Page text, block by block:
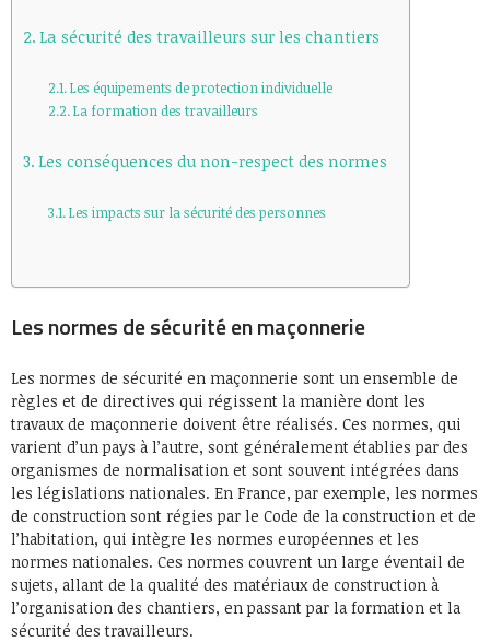
La sécurité des travailleurs sur les chantiers
Les équipements de protection individuelle
La formation des travailleurs
Les conséquences du non-respect des normes
Les impacts sur la sécurité des personnes
Les normes de sécurité en maçonnerie
Les normes de sécurité en maçonnerie sont un ensemble de
règles et de directives qui régissent la manière dont les
travaux de maçonnerie doivent être réalisés. Ces normes, qui
varient d’un pays à l’autre, sont généralement établies par des
organismes de normalisation et sont souvent intégrées dans
les législations nationales. En France, par exemple, les normes
de construction sont régies par le Code de la construction et de
l’habitation, qui intègre les normes européennes et les
normes nationales. Ces normes couvrent un large éventail de
sujets, allant de la qualité des matériaux de construction à
l’organisation des chantiers, en passant par la formation et la
sécurité des travailleurs.